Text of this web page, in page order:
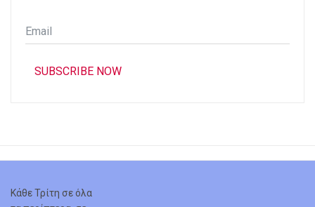
Email
*
SUBSCRIBE NOW
Κάθε Τρίτη σε όλα